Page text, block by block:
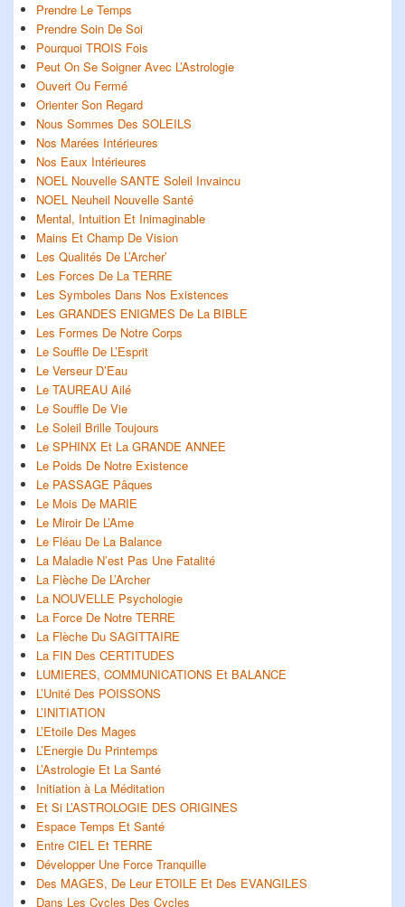
Prendre Le Temps
Prendre Soin De Soi
Pourquoi TROIS Fois
Peut On Se Soigner Avec L’Astrologie
Ouvert Ou Fermé
Orienter Son Regard
Nous Sommes Des SOLEILS
Nos Marées Intérieures
Nos Eaux Intérieures
NOEL Nouvelle SANTE Soleil Invaincu
NOEL Neuheil Nouvelle Santé
Mental, Intuition Et Inimaginable
Mains Et Champ De Vision
Les Qualités De L’Archer’
Les Forces De La TERRE
Les Symboles Dans Nos Existences
Les GRANDES ENIGMES De La BIBLE
Les Formes De Notre Corps
Le Souffle De L’Esprit
Le Verseur D’Eau
Le TAUREAU Ailé
Le Souffle De Vie
Le Soleil Brille Toujours
Le SPHINX Et La GRANDE ANNEE
Le Poids De Notre Existence
Le PASSAGE Pâques
Le Mois De MARIE
Le Miroir De L’Ame
Le Fléau De La Balance
La Maladie N’est Pas Une Fatalité
La Flèche De L’Archer
La NOUVELLE Psychologie
La Force De Notre TERRE
La Flèche Du SAGITTAIRE
La FIN Des CERTITUDES
LUMIERES, COMMUNICATIONS Et BALANCE
L’Unité Des POISSONS
L’INITIATION
L’Etoile Des Mages
L’Energie Du Printemps
L’Astrologie Et La Santé
Initiation à La Méditation
Et Si L’ASTROLOGIE DES ORIGINES
Espace Temps Et Santé
Entre CIEL Et TERRE
Développer Une Force Tranquille
Des MAGES, De Leur ETOILE Et Des EVANGILES
Dans Les Cycles Des Cycles